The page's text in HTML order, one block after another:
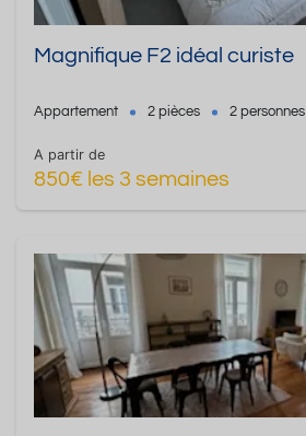
Magnifique F2 idéal curiste
Appartement 2 pièces 2 personnes
A partir de
850€ les 3 semaines